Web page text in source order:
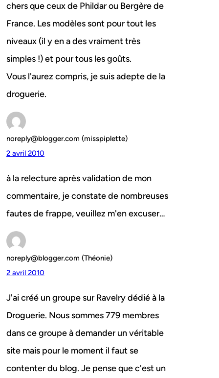
chers que ceux de Phildar ou Bergère de
France. Les modèles sont pour tout les
niveaux (il y en a des vraiment très
simples !) et pour tous les goûts.
Vous l'aurez compris, je suis adepte de la
droguerie.
noreply@blogger.com (misspiplette)
2 avril 2010
à la relecture après validation de mon
commentaire, je constate de nombreuses
fautes de frappe, veuillez m'en excuser…
noreply@blogger.com (Théonie)
2 avril 2010
J'ai créé un groupe sur Ravelry dédié à la
Droguerie. Nous sommes 779 membres
dans ce groupe à demander un véritable
site mais pour le moment il faut se
contenter du blog. Je pense que c'est un